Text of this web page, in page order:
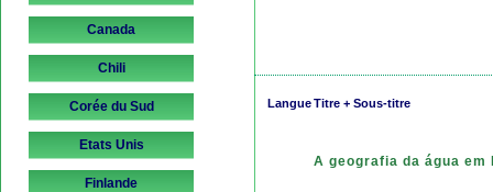
Canada
Chili
Corée du Sud
Etats Unis
Finlande
Langue Titre + Sous-titre
A geografia da água em